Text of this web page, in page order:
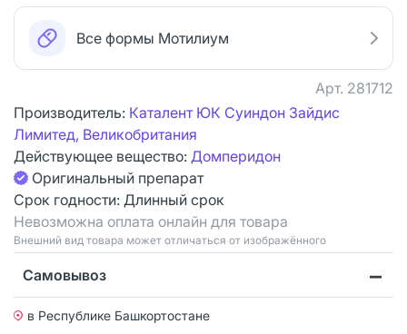
Все формы Мотилиум
Арт. 281712
Производитель: Каталент ЮК Суиндон Зайдис
Лимитед, Великобритания
Действующее вещество: Домперидон
Оригинальный препарат
Срок годности: Длинный срок
Невозможна оплата онлайн для товара
Bнешний вид товара может отличаться от изображённого
Самовывоз
в Республике Башкортостане